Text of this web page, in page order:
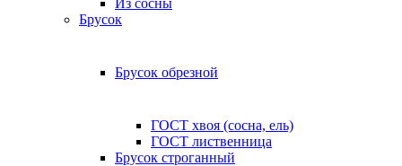
Из сосны
Брусок
Брусок обрезной
ГОСТ хвоя (сосна, ель)
ГОСТ лиственница
Брусок строганный